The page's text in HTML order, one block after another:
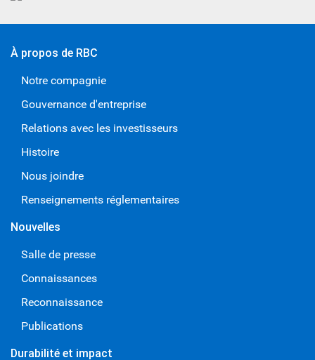
À propos de RBC
Notre compagnie
Gouvernance d'entreprise
Relations avec les investisseurs
Histoire
Nous joindre
Renseignements réglementaires
Nouvelles
Salle de presse
Connaissances
Reconnaissance
Publications
Durabilité et impact